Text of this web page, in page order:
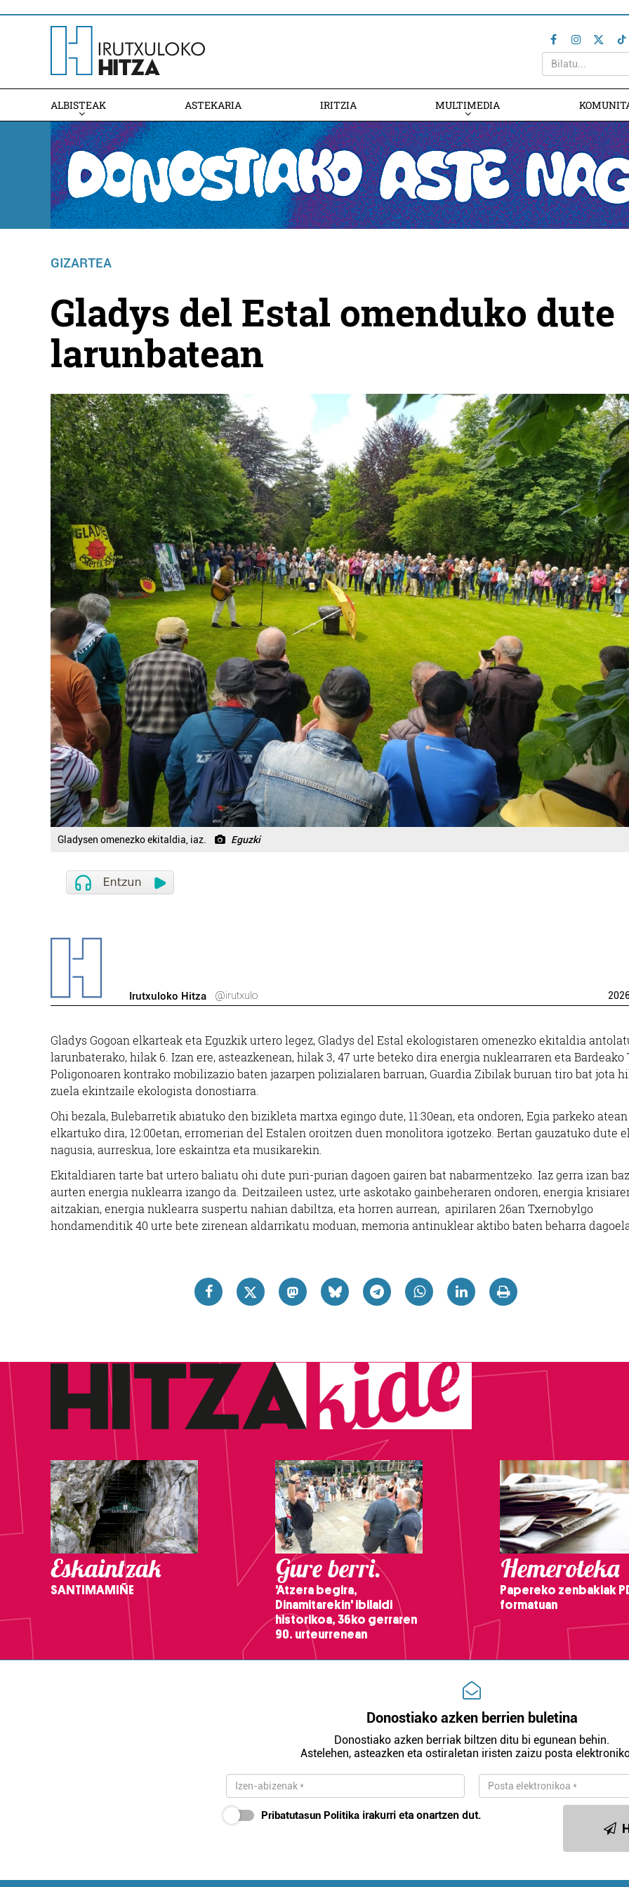
ALBISTEAK ASTEKARIA IRITZIA MULTIMEDIA
GIZARTEA
Gladys del Estal omenduko dute
larunbatean
Gladysen omenezko ekitaldia, iaz. Eguzki
Irutxuloko Hitza @irutxulo
Gladys Gogoan elkarteak eta Eguzkik urtero legez, Gladys del Estal ekologistaren omenezko ekitaldia
larunbaterako, hilak 6. Izan ere, asteazkenean, hilak 3, 47 urte beteko dira energia nuklearraren eta Bardeako
Poligonoaren kontrako mobilizazio baten jazarpen polizialaren barruan, Guardia Zibilak buruan tiro bat jota
zuela ekintzaile ekologista donostiarra.
Ohi bezala, Bulebarretik abiatuko den bizikleta martxa egingo dute, 11:30ean, eta ondoren, Egia parkeko atean
elkartuko dira, 12:00etan, erromerian del Estalen oroitzen duen monolitora igotzeko. Bertan gauzatuko dute
nagusia, aurreskua, lore eskaintza eta musikarekin.
Ekitaldiaren tarte bat urtero baliatu ohi dute puri-purian dagoen gairen bat nabarmentzeko. Iaz gerra izan
aurten energia nuklearra izango da. Deitzaileen ustez, urte askotako gainbeheraren ondoren, energia
aitzakian, energia nuklearra suspertu nahian dabiltza, eta horren aurrean, apirilaren 26an Txernobylgo
hondamenditik 40 urte bete zirenean aldarrikatu moduan, memoria antinuklear aktibo baten beharra
Eskaintzak
SANTIMAMIÑE
Gure berri.
'Atzera begira,
Dinamitarekin' ibilaldi
historikoa, 36ko gerraren
90. urteurrenean
Hemeroteka
Papereko zenbakiak
formatuan
Donostiako azken berrien buletina
Donostiako azken berriak biltzen ditu bi egunean behin.
Astelehen, asteazken eta ostiraletan iristen zaizu posta
Pribatutasun Politika irakurri eta onartzen dut.